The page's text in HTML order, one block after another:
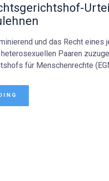
und das Recht eines
Paaren
für Menschenrechte